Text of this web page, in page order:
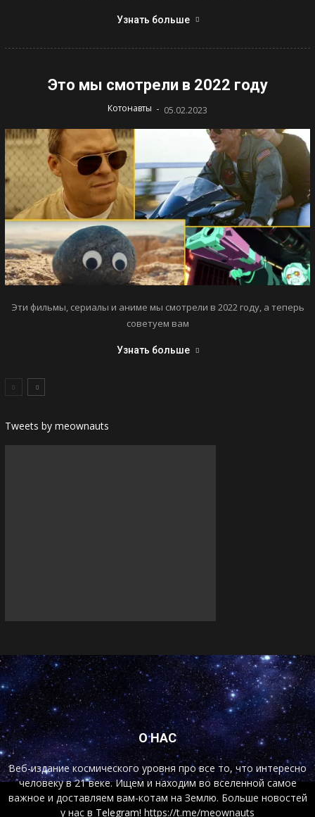
Узнать больше
Это мы смотрели в 2022 году
Котонавты - 05.02.2023
Эти фильмы, сериалы и аниме мы смотрели в 2022 году, а теперь
советуем вам
Узнать больше
Tweets by meownauts
О НАС
Веб-издание космического уровня про все то, что интересно
человеку в 21 веке. Ищем и находим во вселенной самое
важное и доставляем вам-котам на Землю. Больше новостей
у нас в Telegram! https://t.me/meownauts